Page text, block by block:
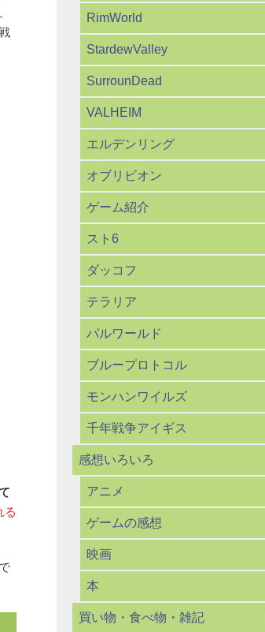
る
RimWorld
StardewValley
SurrounDead
VALHEIM
エルデンリング
オブリビオン
ゲーム紹介
スト6
ダッコフ
テラリア
パルワールド
ブループロトコル
モンハンワイルズ
千年戦争アイギス
感想いろいろ
アニメ
ゲームの感想
映画
本
買い物・食べ物・雑記